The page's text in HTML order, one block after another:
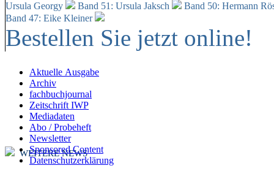
Ursula Georgy
Band 51: Ursula Jaksch Band 50: Hermann
Band 47: Eike Kleiner
Bestellen Sie jetzt online!
Aktuelle Ausgabe
Archiv
fachbuchjournal
Zeitschrift IWP
Mediadaten
Abo / Probeheft
Newsletter
Sponsored Content
Datenschutzerklärung
WEITERE NEWS